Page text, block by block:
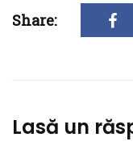
Share:
Lasă un